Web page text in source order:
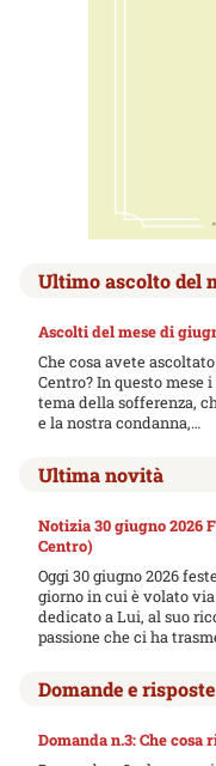
Ultimo ascolto del
Ascolti del mese di
Che cosa avete
Centro? In questo
tema della sofferenza,
e la nostra condanna,…
Ultima novità
Notizia 30 giugno 2026
Centro)
Oggi 30 giugno 2026
giorno in cui è volato
dedicato a Lui, al suo
passione che ci ha
Domande e risposte
Domanda n.3: Che cosa